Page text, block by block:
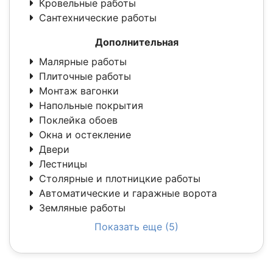
Кровельные работы
Сантехнические работы
Дополнительная
Малярные работы
Плиточные работы
Монтаж вагонки
Напольные покрытия
Поклейка обоев
Окна и остекление
Двери
Лестницы
Столярные и плотницкие работы
Автоматические и гаражные ворота
Земляные работы
Показать еще (5)